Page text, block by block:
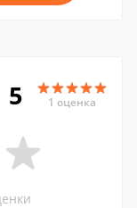
5 1 оценка